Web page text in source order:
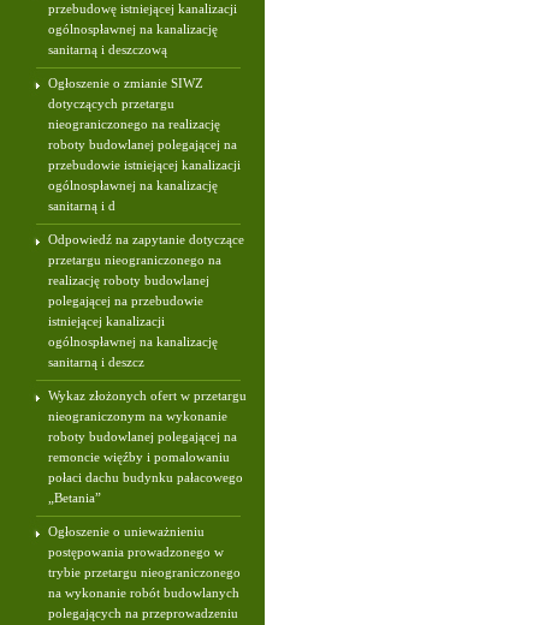
przebudowę istniejącej kanalizacji
ogólnospławnej na kanalizację
sanitarną i deszczową
Ogłoszenie o zmianie SIWZ
dotyczących przetargu
nieograniczonego na realizację
roboty budowlanej polegającej na
przebudowie istniejącej kanalizacji
ogólnospławnej na kanalizację
sanitarną i d
Odpowiedź na zapytanie dotyczące
przetargu nieograniczonego na
realizację roboty budowlanej
polegającej na przebudowie
istniejącej kanalizacji
ogólnospławnej na kanalizację
sanitarną i deszcz
Wykaz złożonych ofert w przetargu
nieograniczonym na wykonanie
roboty budowlanej polegającej na
remoncie więźby i pomalowaniu
połaci dachu budynku pałacowego
„Betania”
Ogłoszenie o unieważnieniu
postępowania prowadzonego w
trybie przetargu nieograniczonego
na wykonanie robót budowlanych
polegających na przeprowadzeniu